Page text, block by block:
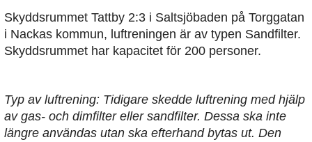
Skyddsrummet Tattby 2:3 i Saltsjöbaden på Torggatan
i Nackas kommun, luftreningen är av typen Sandfilter.
Skyddsrummet har kapacitet för 200 personer.
Typ av luftrening: Tidigare skedde luftrening med hjälp
av gas- och dimfilter eller sandfilter. Dessa ska inte
längre användas utan ska efterhand bytas ut. Den